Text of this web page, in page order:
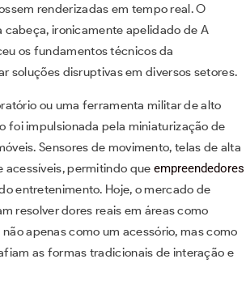
renderizadas em tempo real. O
cabeça, ironicamente apelidado de A
os fundamentos técnicos da
soluções disruptivas em diversos setores.
ou uma ferramenta militar de alto
foi impulsionada pela miniaturização de
Sensores de movimento, telas de alta
permitindo que empreendedores
entretenimento. Hoje, o mercado de
resolver dores reais em áreas como
apenas como um acessório, mas como
as formas tradicionais de interação e